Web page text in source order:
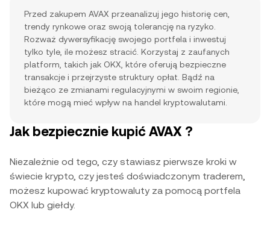
Przed zakupem AVAX przeanalizuj jego historię cen,
trendy rynkowe oraz swoją tolerancję na ryzyko.
Rozważ dywersyfikację swojego portfela i inwestuj
tylko tyle, ile możesz stracić. Korzystaj z zaufanych
platform, takich jak OKX, które oferują bezpieczne
transakcje i przejrzyste struktury opłat. Bądź na
bieżąco ze zmianami regulacyjnymi w swoim regionie,
które mogą mieć wpływ na handel kryptowalutami.
Jak bezpiecznie kupić AVAX ?
Niezależnie od tego, czy stawiasz pierwsze kroki w
świecie krypto, czy jesteś doświadczonym traderem,
możesz kupować kryptowaluty za pomocą portfela
OKX lub giełdy.